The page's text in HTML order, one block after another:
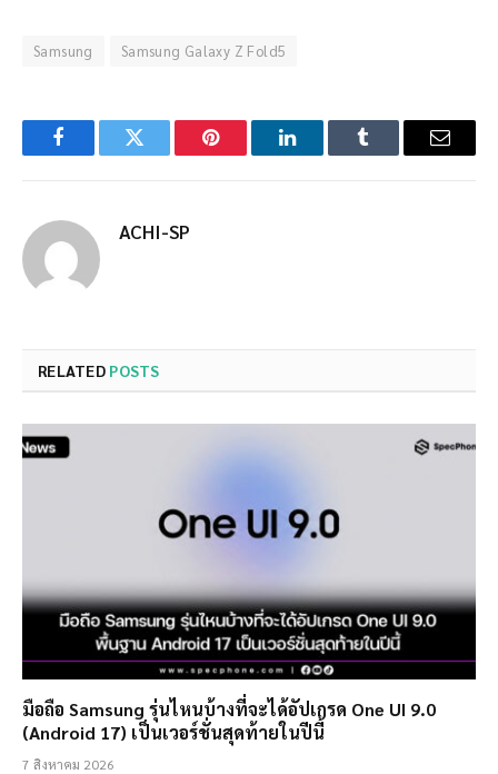
Samsung Samsung Galaxy Z Fold5
FacebookTwitter Pinterest LinkedInTumblr Email
ACHI-SP
RELATED POSTS
มือถือ Samsung รุ่นไหนบ้างที่จะได้อัปเกรด One UI 9.0
(Android 17) เป็นเวอร์ชั่นสุดท้ายในปีนี้
7 สิงหาคม 2026